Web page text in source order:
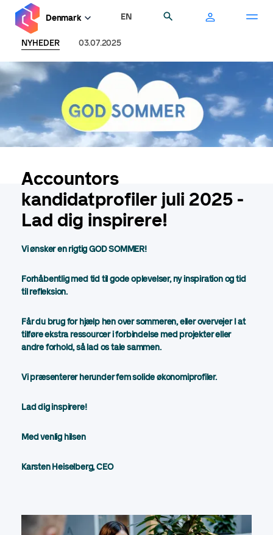
hovedindhold
Denmark EN
NYHEDER 03.07.2025
Accountors
kandidatprofiler juli 2025 -
Lad dig inspirere!
Vi ønsker en rigtig GOD SOMMER!
Forhåbentlig med tid til gode oplevelser, ny inspiration og tid
til refleksion.
Får du brug for hjælp hen over sommeren, eller overvejer I at
tilføre ekstra ressourcer i forbindelse med projekter eller
andre forhold, så lad os tale sammen.
Vi præsenterer herunder fem solide økonomiprofiler.
Lad dig inspirere!
Med venlig hilsen
Karsten Heiselberg, CEO